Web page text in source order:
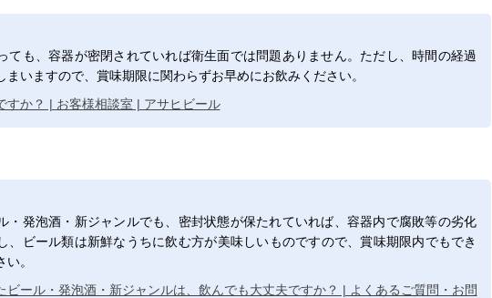
ても、容器が密閉されていれば衛生面では問題ありません。ただし、時間の経過
まいますので、賞味期限に関わらずお早めにお飲みください。
すか？ | お客様相談室 | アサヒビール
・発泡酒・新ジャンルでも、密封状態が保たれていれば、容器内で腐敗等の劣化
、ビール類は新鮮なうちに飲む方が美味しいものですので、賞味期限内でもでき
。
ビール・発泡酒・新ジャンルは、飲んでも大丈夫ですか？ | よくあるご質問・お問